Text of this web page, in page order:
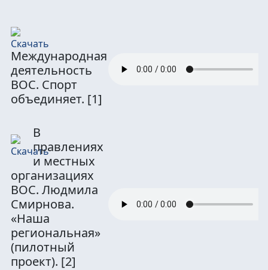
Международная
деятельность
ВОС. Спорт
объединяет. [1]
В
правлениях
и местных
организациях
ВОС. Людмила
Смирнова.
«Наша
региональная»
(пилотный
проект). [2]